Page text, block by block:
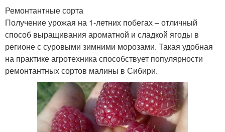
Ремонтантные сорта
Получение урожая на 1-летних побегах – отличный
способ выращивания ароматной и сладкой ягоды в
регионе с суровыми зимними морозами. Такая удобная
на практике агротехника способствует популярности
ремонтантных сортов малины в Сибири.